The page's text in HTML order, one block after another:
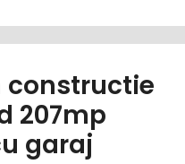
constructie
207mp
garaj